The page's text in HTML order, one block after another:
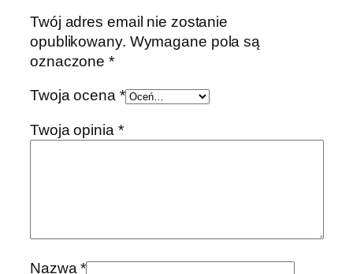
Twój adres email nie zostanie
opublikowany. Wymagane pola są
oznaczone*
Twoja ocena *
Twoja opinia *
Nazwa*